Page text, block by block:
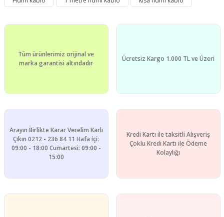
Görüş ve önerileriniz için teşekkür ederiz.
Ürün resmi kalitesiz, bozuk veya görüntülenemiyor.
Ürün bilgilerinde hatalar bulunuyor.
Tüm ürünlerimiz orijinal ve
marka garantisi altındadır
Ücretsiz Kargo 1.000 TL ve Üzeri
Arayın Birlikte Karar Verelim Karlı
Çıkın 0212 - 236 84 11 Hafa içi:
09:00 - 18:00 Cumartesi: 09:00 -
15:00
Kredi Kartı ile taksitli Alışveriş
Çoklu Kredi Kartı ile Ödeme
Kolaylığı